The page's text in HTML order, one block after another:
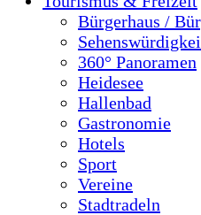
Bürgerhaus /
360° Panoramen
Heidesee
Hallenbad
Gastronomie
Hotels
Sport
Vereine
Stadtradeln